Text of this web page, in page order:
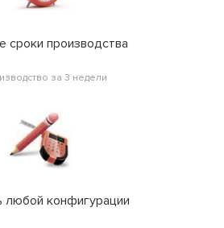
сроки производства
за 3 недели
любой конфигурации